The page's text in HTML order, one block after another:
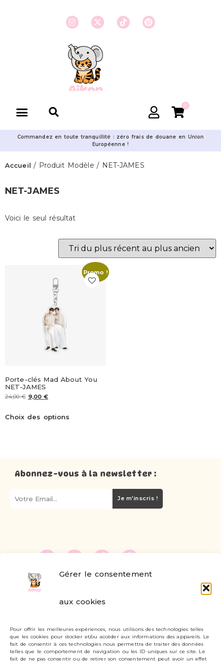
Gérer le consentement
aux cookies
Pour offrir les meilleures expériences, nous utilisons des technologies telles
que les cookies pour stocker et/ou accéder aux informations des appareils. Le
fait de consentir à ces technologies nous permettra de traiter des données
telles que le comportement de navigation ou les ID uniques sur ce site. Le
fait de ne pas consentir ou de retirer son consentement peut avoir un effet
0
Commandez en toute tranquillité : zéro frais de douane en Union
Européenne !
Accueil / Produit Modèle / NET-JAMES
NET-JAMES
Voici le seul résultat
Promo !
Porte-clés Mad About You
NET-JAMES
24,00€ 9,00 €
Choix des options
Abonnez-vous à la newsletter :
Je m'inscris !
Livraisons et retours
Mon compte